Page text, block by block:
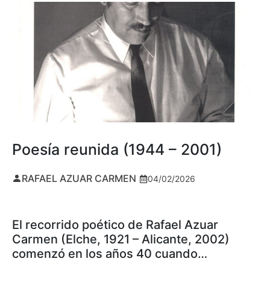
Poesía reunida (1944 – 2001)
RAFAEL AZUAR CARMEN 04/02/2026
El recorrido poético de Rafael Azuar
Carmen (Elche, 1921 – Alicante, 2002)
comenzó en los años 40 cuando…